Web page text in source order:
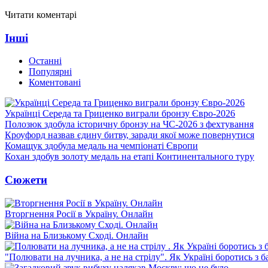
Читати коментарі
Інші
Останні
Популярні
Коментовані
Українці Середа та Гриценко виграли бронзу Євро-2026
Полозюк здобула історичну бронзу на ЧС-2026 з фехтування
Кроуфорд назвав єдину битву, заради якої може повернутися
Комащук здобула медаль на чемпіонаті Європи
Кохан здобув золоту медаль на етапі Континентального туру
Сюжети
Вторгнення Росії в Україну. Онлайн
Війна на Близькому Сході. Онлайн
"Полювати на лучника, а не на стрілу". Як Україні боротись з